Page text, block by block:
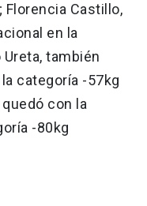
Castillo,
en la
también
categoría -57kg
con la
-80kg